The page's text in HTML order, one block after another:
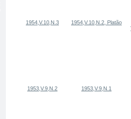
1954,V.10,N.3
1954,V.10,N.2, Platão
1953,V.9,N.2 1953,V.9,N.1